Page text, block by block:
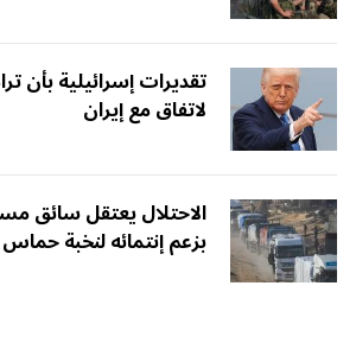
تقديرات إسرائيلية بأن
لاتفاق مع إيران
الاحتلال يعتقل سائق
بزعم إنتمائه لنخبة حماس